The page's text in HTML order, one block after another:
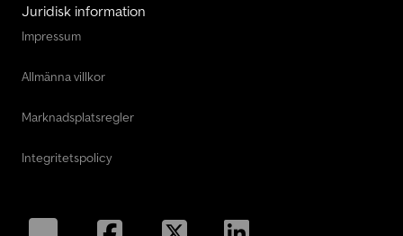
Juridisk information
Impressum
Allmänna villkor
Marknadsplatsregler
Integritetspolicy